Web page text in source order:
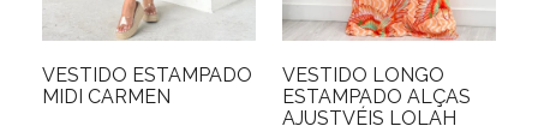
VESTIDO ESTAMPADO
MIDI CARMEN
VESTIDO LONGO
ESTAMPADO ALÇAS
AJUSTVÉIS LOLAH